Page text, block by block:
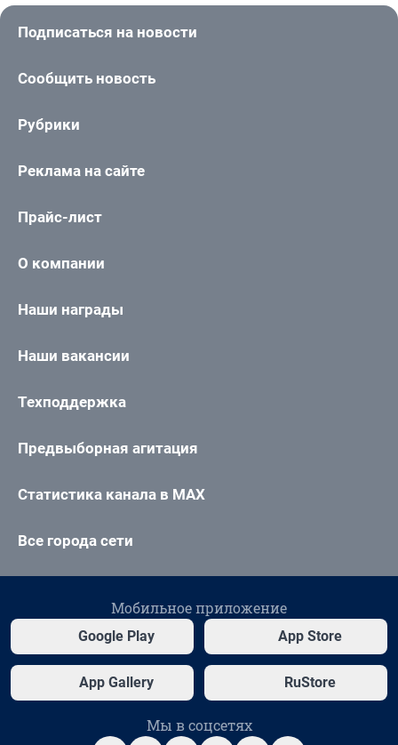
Подписаться на новости
Сообщить новость
Рубрики
Реклама на сайте
Прайс-лист
О компании
Наши награды
Наши вакансии
Техподдержка
Предвыборная агитация
Статистика канала в MAX
Все города сети
Мобильное приложение
Google Play App Store
App Gallery RuStore
Мы в соцсетях